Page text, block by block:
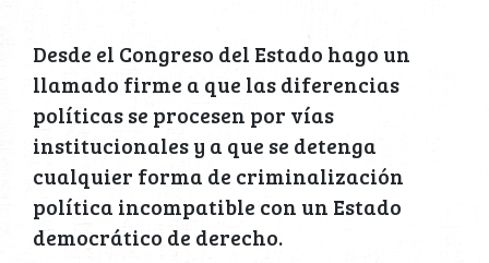
Desde el Congreso del Estado hago un
llamado firme a que las diferencias
políticas se procesen por vías
institucionales y a que se detenga
cualquier forma de criminalización
política incompatible con un Estado
democrático de derecho.